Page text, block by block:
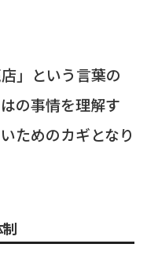
」という言葉の
の事情を理解す
ためのカギとなり